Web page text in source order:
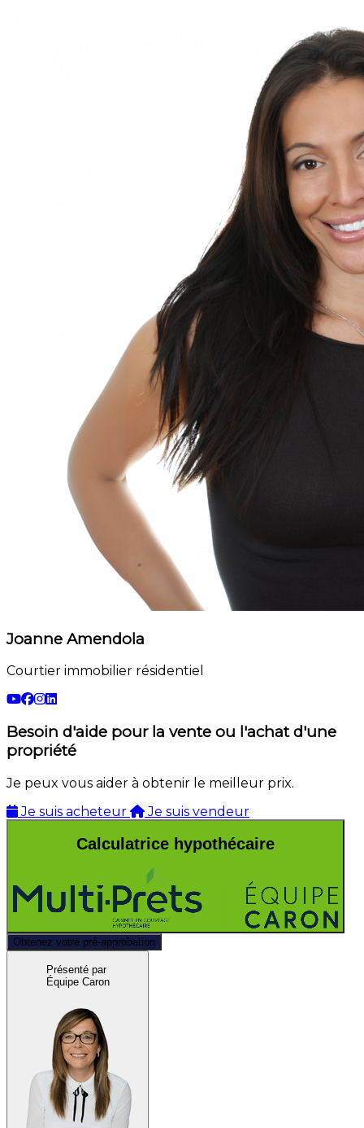
Joanne Amendola
Courtier immobilier résidentiel
Besoin d'aide pour la vente ou l'achat d'une
propriété
Je peux vous aider à obtenir le meilleur prix.
Je suis acheteur
Je suis vendeur
Calculatrice hypothécaire
Obtenez votre pré-approbation
Présenté par
Équipe Caron